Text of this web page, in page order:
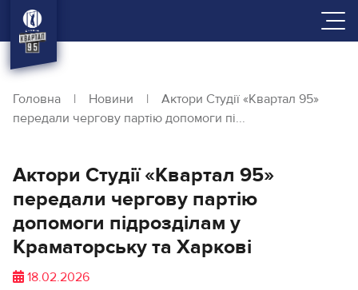
Головна | Новини |
Актори Студії «Квартал 95»
передали чергову партію допомоги пі...
Актори Студії «Квартал 95»
передали чергову партію
допомоги підрозділам у
Краматорську та Харкові
18.02.2026